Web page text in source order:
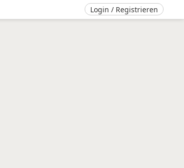
Login / Registrieren